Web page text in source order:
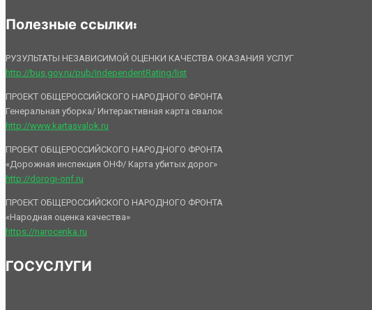
Полезные ссылки:
РУЗУЛЬТАТЫ НЕЗАВИСИМОЙ ОЦЕНКИ КАЧЕСТВА ОКАЗАНИЯ УСЛУГ
http://bus.gov.ru/pub/independentRating/list
ПРОЕКТ ОБЩЕРОССИЙСКОГО НАРОДНОГО ФРОНТА
Генеральная уборка/ Интерактивная карта свалок
http://www.kartasvalok.ru
ПРОЕКТ ОБЩЕРОССИЙСКОГО НАРОДНОГО ФРОНТА
«Дорожная инспекция ОНФ/ Карта убитых дорог»
http://dorogi-onf.ru
ПРОЕКТ ОБЩЕРОССИЙСКОГО НАРОДНОГО ФРОНТА
«Народная оценка качества»
https://narocenka.ru
ГОСУСЛУГИ